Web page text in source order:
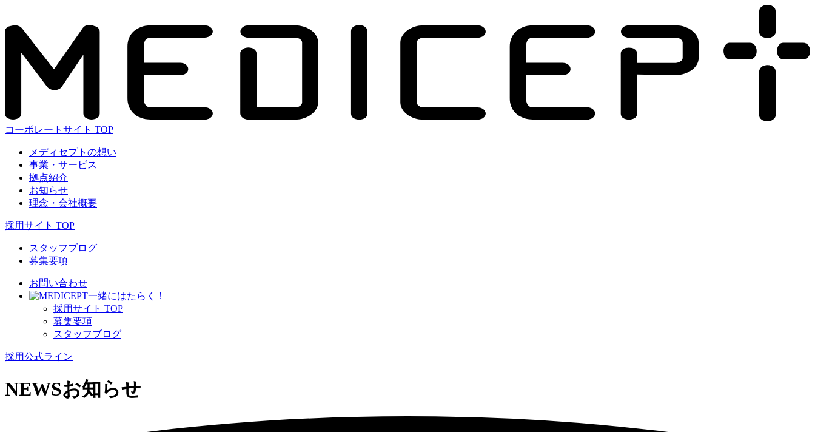
コーポレートサイト TOP
メディセプトの想い
事業・サービス
拠点紹介
お知らせ
理念・会社概要
採用サイト TOP
スタッフブログ
募集要項
お問い合わせ
⼀緒にはたらく！
採⽤サイト TOP
募集要項
スタッフブログ
採用公式ライン
NEWSお知らせ